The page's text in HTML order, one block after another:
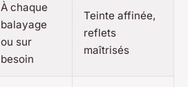
À chaque
balayage
ou sur
besoin
Teinte affinée,
reflets
maîtrisés